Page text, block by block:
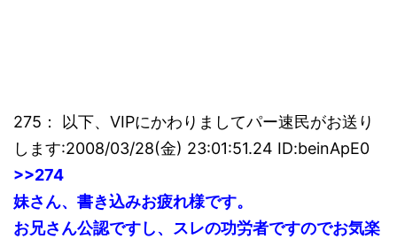
275： 以下、VIPにかわりましてパー速民がお送り
します:2008/03/28(金) 23:01:51.24 ID:beinApE0
>>274
妹さん、書き込みお疲れ様です。
お兄さん公認ですし、スレの功労者ですのでお気楽